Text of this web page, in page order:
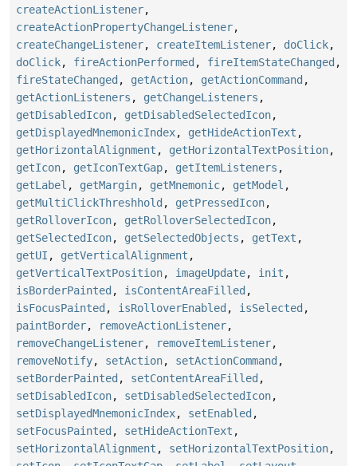
createActionListener,
createActionPropertyChangeListener,
createChangeListener, createItemListener, doClick,
doClick, fireActionPerformed , fireItemStateChanged ,
fireStateChanged , getAction, getActionCommand ,
getActionListeners , getChangeListeners ,
getDisabledIcon, getDisabledSelectedIcon,
getDisplayedMnemonicIndex, getHideActionText ,
getHorizontalAlignment , getHorizontalTextPosition,
getIcon, getIconTextGap, getItemListeners ,
getLabel , getMargin, getMnemonic, getModel ,
getMultiClickThreshhold , getPressedIcon,
getRolloverIcon, getRolloverSelectedIcon,
getSelectedIcon, getSelectedObjects , getText ,
getUI , getVerticalAlignment ,
getVerticalTextPosition, imageUpdate, init ,
isBorderPainted , isContentAreaFilled ,
isFocusPainted , isRolloverEnabled , isSelected ,
paintBorder, removeActionListener,
removeChangeListener, removeItemListener,
removeNotify, setAction, setActionCommand ,
setBorderPainted , setContentAreaFilled ,
setDisabledIcon, setDisabledSelectedIcon,
setDisplayedMnemonicIndex, setEnabled ,
setFocusPainted , setHideActionText ,
setHorizontalAlignment , setHorizontalTextPosition,